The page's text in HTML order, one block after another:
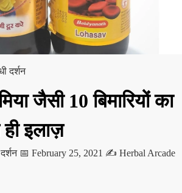
दर्शन
जैसी 10 बिमारियों का
इलाज़
📅 February 25, 2021 ✍️ Herbal Arcade